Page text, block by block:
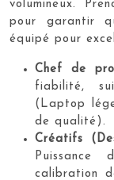
volumineux.
pour garantir
équipé pour
Chef de
fiabilité,
(Laptop
de qualité).
Créatifs
Puissance
calibration